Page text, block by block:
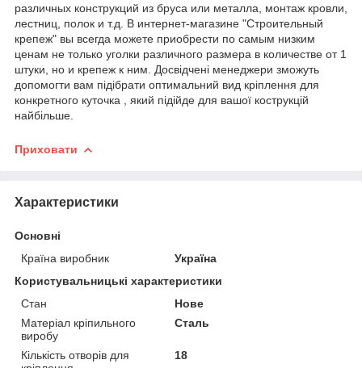
различных конструкций из бруса или металла, монтаж кровли,
лестниц, полок и т.д. В интернет-магазине "Строительный
крепеж" вы всегда можете приобрести по самым низким
ценам не только уголки различного размера в количестве от 1
штуки, но и крепеж к ним. Досвідчені менеджери зможуть
допомогти вам підібрати оптимальний вид кріплення для
конкретного куточка , який підійде для вашої кострукцій
найбільше.
Приховати
Характеристики
Основні
Країна виробник
Україна
Користувальницькі характеристики
Стан
Нове
Матеріал кріпильного
виробу
Сталь
Кількість отворів для
18